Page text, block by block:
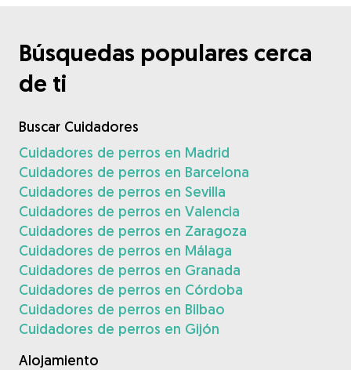
Búsquedas populares cerca
de ti
Buscar Cuidadores
Cuidadores de perros en Madrid
Cuidadores de perros en Barcelona
Cuidadores de perros en Sevilla
Cuidadores de perros en Valencia
Cuidadores de perros en Zaragoza
Cuidadores de perros en Málaga
Cuidadores de perros en Granada
Cuidadores de perros en Córdoba
Cuidadores de perros en Bilbao
Cuidadores de perros en Gijón
Alojamiento